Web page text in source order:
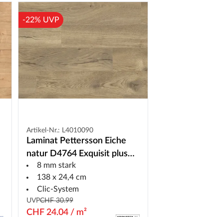
-22% UVP
Artikel-Nr.: L4010090
Laminat Pettersson Eiche
natur D4764 Exquisit plus
Landhausdiele
8 mm stark
138 x 24,4 cm
Clic-System
UVPCHF 30.99
CHF 24.04 / m²